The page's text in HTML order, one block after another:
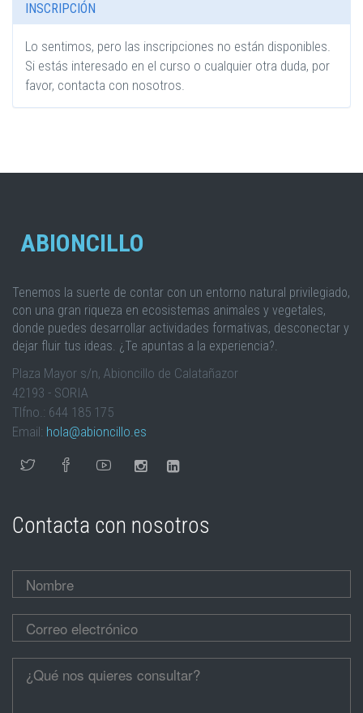
INSCRIPCIÓN
Lo sentimos, pero las inscripciones no están disponibles.
Si estás interesado en el curso o cualquier otra duda, por
favor, contacta con nosotros.
ABIONCILLO
Tenemos la suerte de contar con un entorno natural privilegiado,
con una gran riqueza en ecosistemas animales y vegetales,
donde puedes desarrollar actividades formativas, desconectar y
dejar fluir tus ideas. ¿Te apuntas a la experiencia?.
Plaza Mayor s/n, Abioncillo de Calatañazor
42193 - SORIA
Tlfno.: 644 185 175
Email: hola@abioncillo.es
Contacta con nosotros
Nombre*
Correo electrónico*
Cúentanos